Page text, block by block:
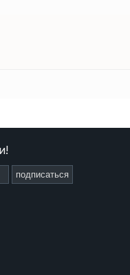
подписаться